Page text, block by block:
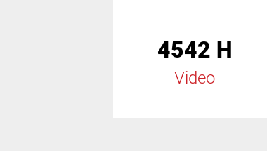
4542 H
Video